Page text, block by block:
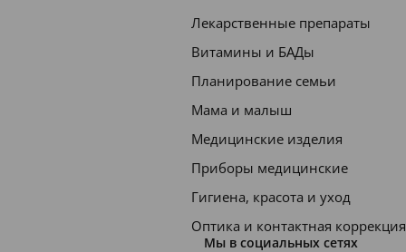
Лекарственные препараты
Витамины и БАДы
Планирование семьи
Мама и малыш
Медицинские изделия
Приборы медицинские
Гигиена, красота и уход
Оптика и контактная коррекция
Мы в социальных сетях